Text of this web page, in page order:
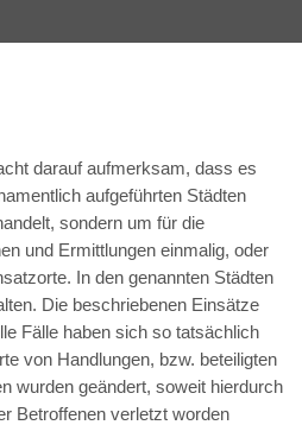
darauf aufmerksam, dass es
aufgeführten Städten
sondern um für die
und Ermittlungen einmalig, oder
In den genannten Städten
Die beschriebenen Einsätze
Fälle haben sich so tatsächlich
von Handlungen, bzw. beteiligten
wurden geändert, soweit hierdurch
Betroffenen verletzt worden